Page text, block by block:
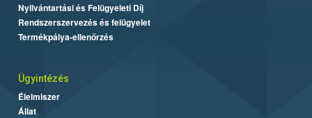
Nyilvántartási és Felügyeleti Díj
Rendszerszervezés és felügyelet
Termékpálya-ellenőrzés
Ügyintézés
Élelmiszer
Állat